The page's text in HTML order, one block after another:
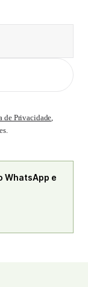
de Privacidade,
WhatsApp e